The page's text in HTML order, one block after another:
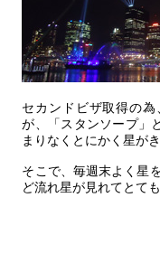
セカンドビザ取得の
が、「スタンソープ」
まりなくとにかく星が
そこで、毎週末よく星
ど流れ星が見れてとて